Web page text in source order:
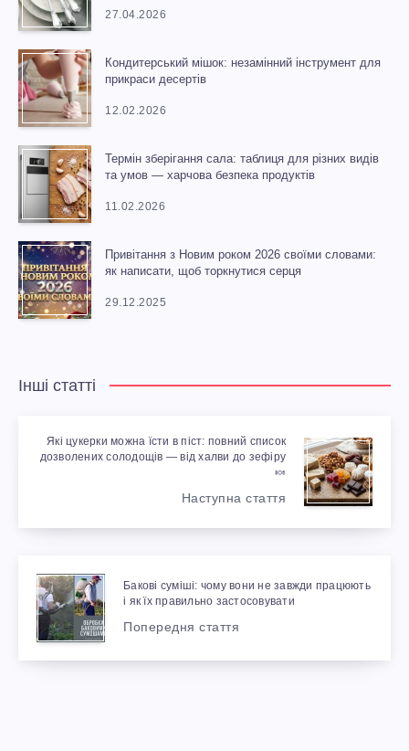
27.04.2026
Кондитерський мішок: незамінний інструмент для
прикраси десертів
12.02.2026
Термін зберігання сала: таблиця для різних видів
та умов — харчова безпека продуктів
11.02.2026
Привітання з Новим роком 2026 своїми словами:
як написати, щоб торкнутися серця
29.12.2025
Інші статті
Які цукерки можна їсти в піст: повний список
дозволених солодощів — від халви до зефіру
🍬
Наступна стаття
Бакові суміші: чому вони не завжди працюють
і як їх правильно застосовувати
Попередня стаття